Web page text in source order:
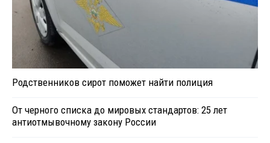
Родственников сирот поможет найти полиция
От черного списка до мировых стандартов: 25 лет
антиотмывочному закону России